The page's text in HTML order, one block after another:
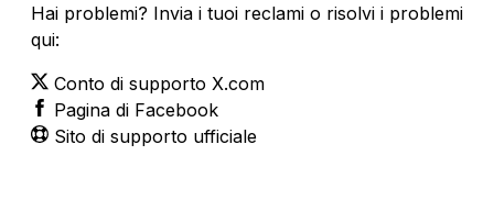
Hai problemi? Invia i tuoi reclami o risolvi i problemi
qui:
Conto di supporto X.com
Pagina di Facebook
Sito di supporto ufficiale